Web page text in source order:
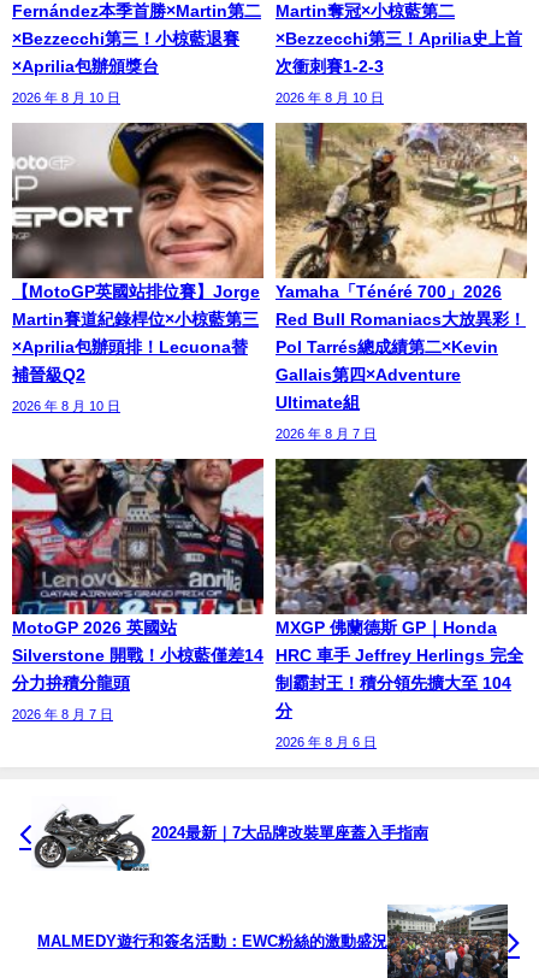
Fernández本季首勝×Martin第二
×Bezzecchi第三！小椋藍退賽
×Aprilia包辦頒獎台
2026 年 8 月 10 日
Martin奪冠×小椋藍第二
×Bezzecchi第三！Aprilia史上首
次衝刺賽1-2-3
2026 年 8 月 10 日
【MotoGP英國站排位賽】Jorge
Martin賽道紀錄桿位×小椋藍第三
×Aprilia包辦頭排！Lecuona替
補晉級Q2
2026 年 8 月 10 日
Yamaha「Ténéré 700」2026
Red Bull Romaniacs大放異彩！
Pol Tarrés總成績第二×Kevin
Gallais第四×Adventure
Ultimate組
2026 年 8 月 7 日
MotoGP 2026 英國站
Silverstone 開戰！小椋藍僅差14
分力拚積分龍頭
2026 年 8 月 7 日
MXGP 佛蘭德斯 GP｜Honda
HRC 車手 Jeffrey Herlings 完全
制霸封王！積分領先擴大至 104
分
2026 年 8 月 6 日
2024最新｜7大品牌改裝單座蓋入手指南
MALMEDY遊行和簽名活動：EWC粉絲的激動盛況